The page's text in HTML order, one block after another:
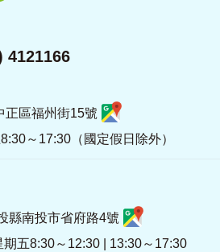
4121166
正區福州街15號
～17:30（國定假日除外）
縣南投市省府路4號
期五8:30～12:30 | 13:30～17:30